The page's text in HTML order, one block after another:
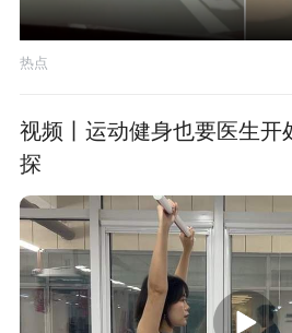
热点
视频丨运动健身也要医生开
探